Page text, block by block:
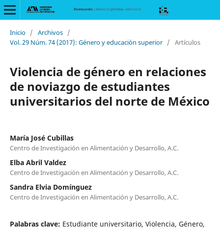
Inicio / Archivos /
Vol. 29 Núm. 74 (2017): Género y educación superior / Artículos
Violencia de género en relaciones
de noviazgo de estudiantes
universitarios del norte de México
María José Cubillas
Centro de Investigación en Alimentación y Desarrollo, A.C.
Elba Abril Valdez
Centro de Investigación en Alimentación y Desarrollo, A.C.
Sandra Elvia Domínguez
Centro de Investigación en Alimentación y Desarrollo, A.C.
Palabras clave: Estudiante universitario, Violencia, Género,